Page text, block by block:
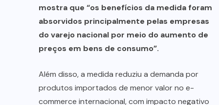
mostra que “os benefícios da medida foram
absorvidos principalmente pelas empresas
do varejo nacional por meio do aumento de
preços em bens de consumo”.
Além disso, a medida reduziu a demanda por
produtos importados de menor valor no e-
commerce internacional, com impacto negativo